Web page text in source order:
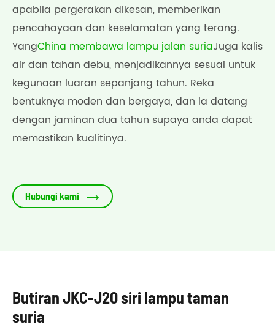
apabila pergerakan dikesan, memberikan
pencahayaan dan keselamatan yang terang.
YangChina membawa lampu jalan suriaJuga kalis
air dan tahan debu, menjadikannya sesuai untuk
kegunaan luaran sepanjang tahun. Reka
bentuknya moden dan bergaya, dan ia datang
dengan jaminan dua tahun supaya anda dapat
memastikan kualitinya.
Hubungi kami 
Butiran JKC-J20 siri lampu taman
suria